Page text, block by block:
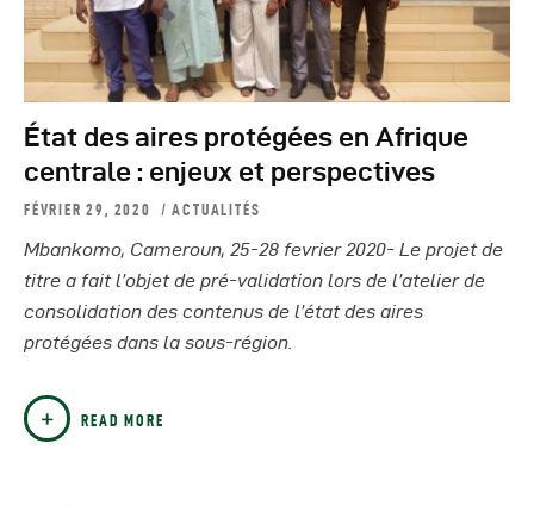
État des aires protégées en Afrique
centrale : enjeux et perspectives
FÉVRIER 29, 2020 ACTUALITÉS
Mbankomo, Cameroun, 25-28 fevrier 2020- Le projet de
titre a fait l’objet de pré-validation lors de l’atelier de
consolidation des contenus de l’état des aires
protégées dans la sous-région.
READ MORE